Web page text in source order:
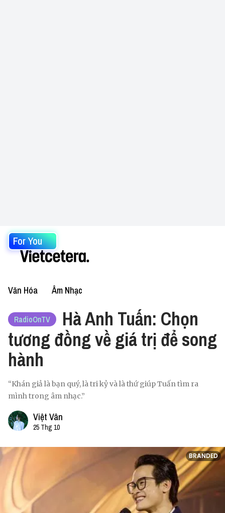
For You
Văn Hóa Âm Nhạc
RadioOnTV
Hà Anh Tuấn: Chọn
tương đồng về giá trị để song
hành
“Khán giả là bạn quý, là tri kỷ và là thứ giúp Tuấn tìm ra
mình trong âm nhạc.”
Việt Vân
25 Thg 10
BRANDED